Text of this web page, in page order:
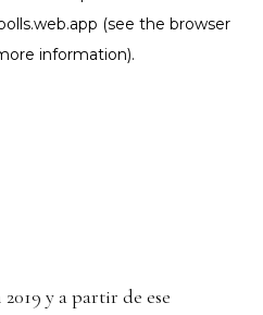
y a partir de ese